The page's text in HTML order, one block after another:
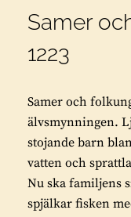
Samer
1223
Samer och
älvsmynningen.
stojande barn
vatten och
Nu ska familjens
spjälkar fisken